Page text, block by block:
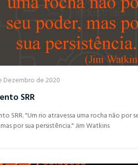
Dezembro de 2020
SRR
SRR. "Um rio atravessa uma rocha não por
por sua persistência." Jim Watkins